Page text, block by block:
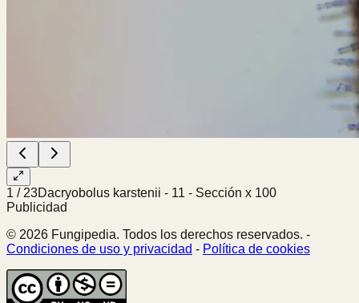
1 / 23Dacryobolus karstenii - 11 - Sección x 100
Publicidad
© 2026 Fungipedia. Todos los derechos reservados. -
Condiciones de uso y privacidad - Política de cookies